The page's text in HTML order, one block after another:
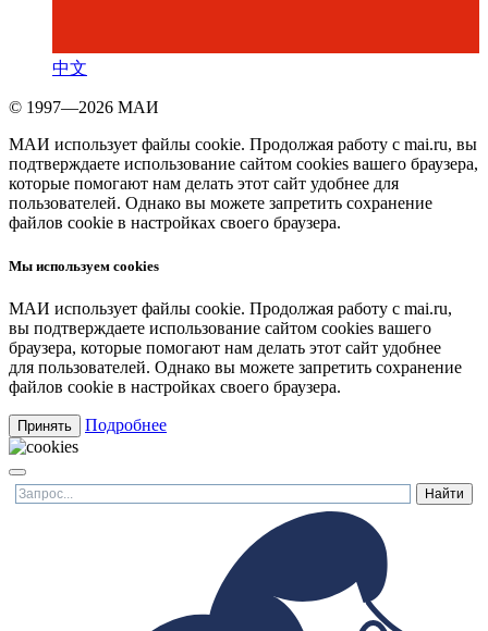
中文
© 1997—2026 МАИ
МАИ использует файлы cookie. Продолжая работу с mai.ru, вы
подтверждаете использование сайтом cookies вашего браузера,
которые помогают нам делать этот сайт удобнее для
пользователей. Однако вы можете запретить сохранение
файлов cookie в настройках своего браузера.
Мы используем cookies
МАИ использует файлы cookie. Продолжая работу с mai.ru,
вы подтверждаете использование сайтом cookies вашего
браузера, которые помогают нам делать этот сайт удобнее
для пользователей. Однако вы можете запретить сохранение
файлов cookie в настройках своего браузера.
Принять Подробнее